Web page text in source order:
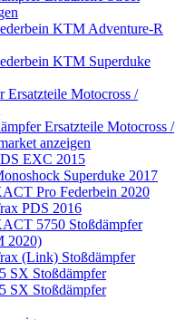
KTM Adventure-R
KTM Superduke
Ersatzteile Motocross /
Ersatzteile Motocross /
anzeigen
EXC 2015
Superduke 2017
Pro Federbein 2020
PDS 2016
5750 Stoßdämpfer
2020)
(Link) Stoßdämpfer
SX Stoßdämpfer
SX Stoßdämpfer